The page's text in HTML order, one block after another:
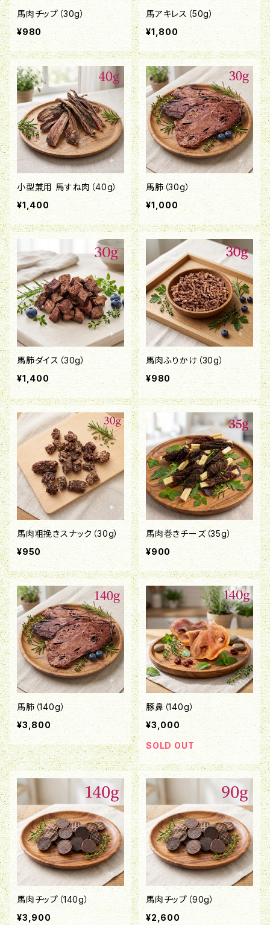
馬肉チップ（30g）
¥980
馬アキレス（50g）
¥1,800
小型兼用 馬すね肉（40g）
¥1,400
馬肺（30g）
¥1,000
馬肺ダイス（30g）
¥1,400
馬肉ふりかけ（30g）
¥980
馬肉粗挽きスナック（30g）
¥950
馬肉巻きチーズ（35g）
¥900
馬肺（140g）
¥3,800
豚鼻（140g）
¥3,000
SOLD OUT
馬肉チップ（140g）
¥3,900
馬肉チップ（90g）
¥2,600